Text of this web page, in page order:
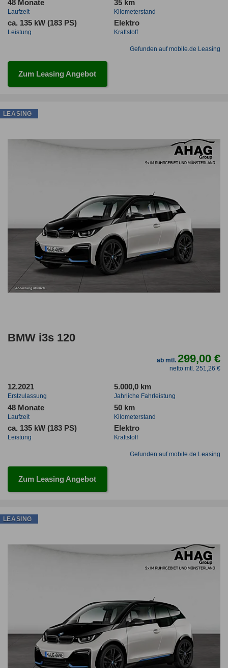
48 Monate
Laufzeit
35 km
Kilometerstand
ca. 135 kW (183 PS)
Leistung
Elektro
Kraftstoff
Gefunden auf mobile.de Leasing
Zum Leasing Angebot
BMW i3s 120
ab mtl.299,00 €
netto mtl. 251,26 €
12.2021
Erstzulassung
5.000,0 km
Jahrliche Fahrleistung
48 Monate
Laufzeit
50 km
Kilometerstand
ca. 135 kW (183 PS)
Leistung
Elektro
Kraftstoff
Gefunden auf mobile.de Leasing
Zum Leasing Angebot
LEASING
LEASING